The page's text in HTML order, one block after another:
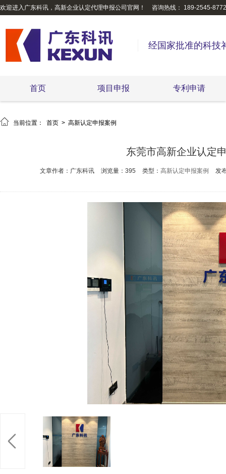
欢迎进入广东科讯，高新企业认定代理申报公司官网！ 咨询热线： 189-2545-8772
经国家批准的科技
首页 项目申报 专利申请
 当前位置： 首页 > 高新认定申报案例
东莞市高新企业认定
文章作者：广东科讯 浏览量：395 类型： 高新认定申报案例 发